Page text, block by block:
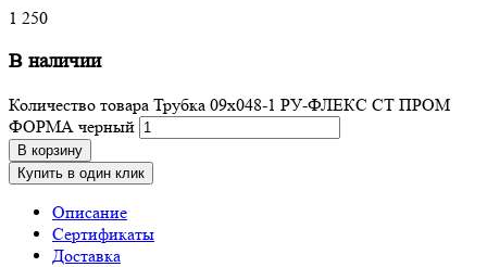
1 250
В наличии
Количество товара Трубка 09х048-1 РУ-ФЛЕКС СТ ПРОМ
ФОРМА черный
В корзину
Купить в один клик
Описание
Сертификаты
Доставка